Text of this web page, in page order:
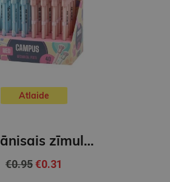
Atlaide
Mehānisais zīmulis,Campus 0,5mm,PAW
€0.95€0.31